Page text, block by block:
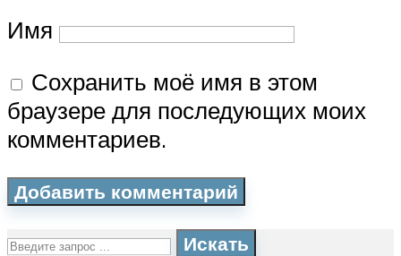
Имя
Сохранить моё имя в этом
браузере для последующих моих
комментариев.
Искать